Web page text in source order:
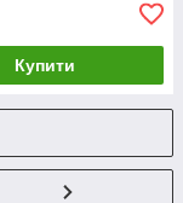
Купити